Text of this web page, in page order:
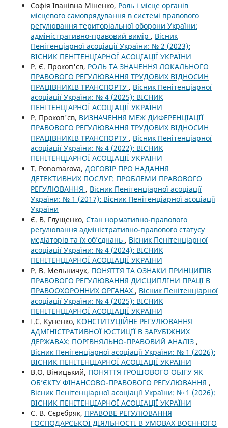
Софія Іванівна Міненко, Роль і місце органів
місцевого самоврядування в системі правового
регулювання територіальної оборони України:
адміністративно-правовий вимір , Вісник
Пенітенціарної асоціації України: № 2 (2023):
ВІСНИК ПЕНІТЕНЦІАРНОЇ АСОЦІАЦІЇ УКРАЇНИ
Р. Є. Прокоп'єв, РОЛЬ ТА ЗНАЧЕННЯ ЛОКАЛЬНОГО
ПРАВОВОГО РЕГУЛЮВАННЯ ТРУДОВИХ ВІДНОСИН
ПРАЦІВНИКІВ ТРАНСПОРТУ , Вісник Пенітенціарної
асоціації України: № 4 (2025): ВІСНИК
ПЕНІТЕНЦІАРНОЇ АСОЦІАЦІЇ УКРАЇНИ
Р. Прокоп'єв, ВИЗНАЧЕННЯ МЕЖ ДИФЕРЕНЦІАЦІЇ
ПРАВОВОГО РЕГУЛЮВАННЯ ТРУДОВИХ ВІДНОСИН
ПРАЦІВНИКІВ ТРАНСПОРТУ , Вісник Пенітенціарної
асоціації України: № 4 (2022): ВІСНИК
ПЕНІТЕНЦІАРНОЇ АСОЦІАЦІЇ УКРАЇНИ
T. Ponomarova, ДОГОВІР ПРО НАДАННЯ
ДЕТЕКТИВНИХ ПОСЛУГ: ПРОБЛЕМИ ПРАВОВОГО
РЕГУЛЮВАННЯ , Вісник Пенітенціарної асоціації
України: № 1 (2017): Вісник Пенітенціарної асоціації
України
Є. В. Глущенко, Стан нормативно-правового
регулювання адміністративно-правового статусу
медіаторів та їх об’єднань , Вісник Пенітенціарної
асоціації України: № 4 (2024): ВІСНИК
ПЕНІТЕНЦІАРНОЇ АСОЦІАЦІЇ УКРАЇНИ
Р. В. Мельничук, ПОНЯТТЯ ТА ОЗНАКИ ПРИНЦИПІВ
ПРАВОВОГО РЕГУЛЮВАННЯ ДИСЦИПЛІНИ ПРАЦІ В
ПРАВООХОРОННИХ ОРГАНАХ , Вісник Пенітенціарної
асоціації України: № 4 (2025): ВІСНИК
ПЕНІТЕНЦІАРНОЇ АСОЦІАЦІЇ УКРАЇНИ
І.С. Куненко, КОНСТИТУЦІЙНЕ РЕГУЛЮВАННЯ
АДМІНІСТРАТИВНОЇ ЮСТИЦІЇ В ЗАРУБІЖНИХ
ДЕРЖАВАХ: ПОРІВНЯЛЬНО-ПРАВОВИЙ АНАЛІЗ ,
Вісник Пенітенціарної асоціації України: № 1 (2026):
ВІСНИК ПЕНІТЕНЦІАРНОЇ АСОЦІАЦІЇ УКРАЇНИ
В.О. Віницький, ПОНЯТТЯ ГРОШОВОГО ОБІГУ ЯК
ОБ’ЄКТУ ФІНАНСОВО-ПРАВОВОГО РЕГУЛЮВАННЯ ,
Вісник Пенітенціарної асоціації України: № 1 (2026):
ВІСНИК ПЕНІТЕНЦІАРНОЇ АСОЦІАЦІЇ УКРАЇНИ
С. В. Сєрєбряк, ПРАВОВЕ РЕГУЛЮВАННЯ
ГОСПОДАРСЬКОЇ ДІЯЛЬНОСТІ В УМОВАХ ВОЄННОГО